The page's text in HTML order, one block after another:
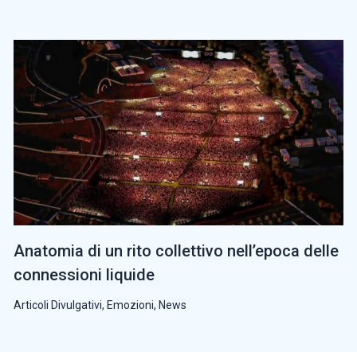
Anatomia di un rito collettivo nell’epoca delle
connessioni liquide
Articoli Divulgativi, Emozioni, News